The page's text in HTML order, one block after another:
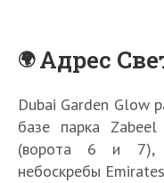
Адрес
Dubai Garden Glow
базе парка
(ворота 6 и 7),
небоскребы